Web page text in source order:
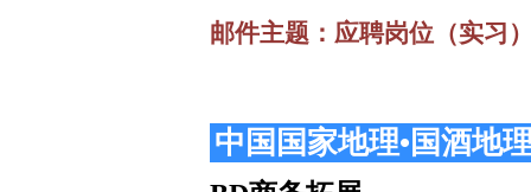
邮件主题：应聘岗位（实习
中国国家地理•国酒地